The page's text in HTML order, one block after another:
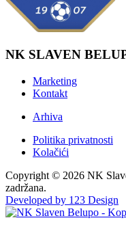
NK SLAVEN
Marketing
Kontakt
Arhiva
Politika privatnosti
Kolačići
Copyright © 2026 NK
zadržana.
Developed by 123 Design